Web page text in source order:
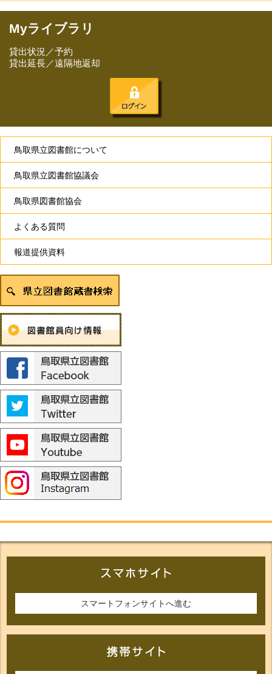
Myライブラリ
貸出状況／予約
貸出延長／遠隔地返却
鳥取県立図書館について
鳥取県立図書館協議会
鳥取県図書館協会
よくある質問
報道提供資料
スマートフォンサイトへ進む